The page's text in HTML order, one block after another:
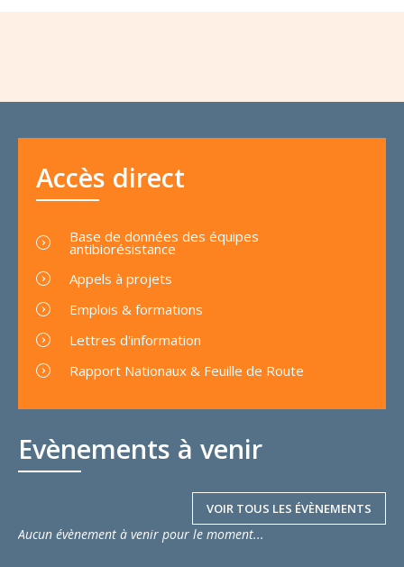
Evènements à venir
VOIR TOUS LES ÉVÈNEMENTS
Aucun évènement à venir pour le moment...
Accès direct
Base de données des équipes
antibiorésistance
Appels à projets
Emplois & formations
Lettres d'information
Rapport Nationaux & Feuille de Route